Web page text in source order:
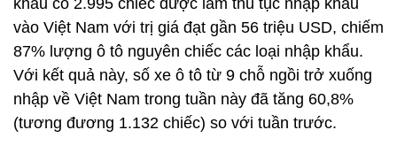
khẩu có 2.995 chiếc được làm thủ tục nhập khẩu
vào Việt Nam với trị giá đạt gần 56 triệu USD, chiếm
87% lượng ô tô nguyên chiếc các loại nhập khẩu.
Với kết quả này, số xe ô tô từ 9 chỗ ngồi trở xuống
nhập về Việt Nam trong tuần này đã tăng 60,8%
(tương đương 1.132 chiếc) so với tuần trước.